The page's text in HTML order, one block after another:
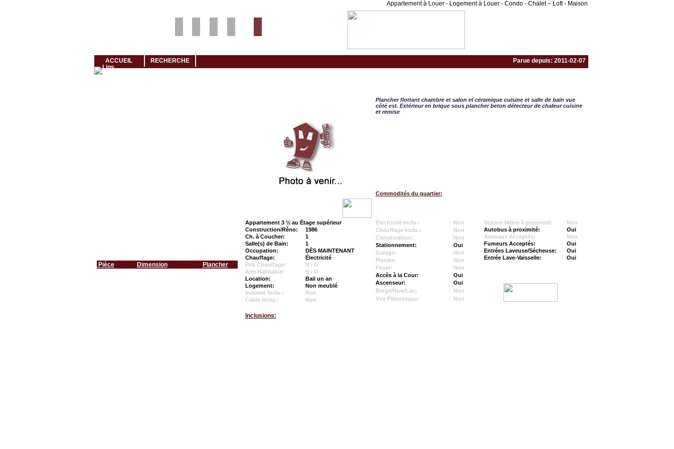
Appartement à Louer - Logement à Louer - Condo - Chalet – Loft - Maison
ACCUEIL RECHERCHE Parue depuis: 2011-02-07
Pièce Dimension Plancher
Plancher flottant chambre et salon et céramique cuisine et salle de bain vue
côté est. Extérieur en brique sous plancher beton détecteur de chaleur cuisine
et remise
Commodités du quartier:
Appartement 3 ½ au Étage supérieur
Construction/Réno:
1986
Ch. à Coucher:
1
Salle(s) de Bain:
1
Occupation:
DÈS MAINTENANT
Chauffage:
Électricité
Prix Chauffage:
N / D
Aire Habitable:
N / D
Location:
Bail un an
Logement:
Non meublé
Internet Inclu.:
Non
Cable Inclu.:
Non
Électricité Inclu.:
Non
Chauffage Inclu.:
Non
Climatisation:
Non
Stationnement:
Oui
Garage:
Non
Piscine:
Non
Foyer:
Non
Accès à la Cour:
Oui
Ascenseur:
Oui
Berge/Rive/Lac:
Non
Vue Pittoresque:
Non
Station Métro à proximité:
Non
Autobus à proximité:
Oui
Animaux Acceptés:
Non
Fumeurs Acceptés:
Oui
Entrées Laveuse/Sécheuse:
Oui
Entrée Lave-Vaisselle:
Oui
Inclusions: